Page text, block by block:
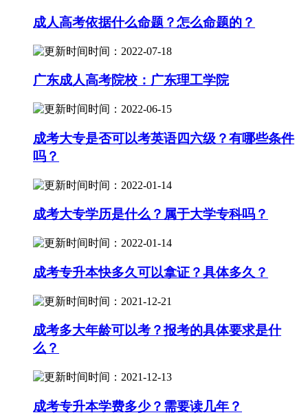
成人高考依据什么命题？怎么命题的？
时间：2022-07-18
广东成人高考院校：广东理工学院
时间：2022-06-15
成考大专是否可以考英语四六级？有哪些条件
吗？
时间：2022-01-14
成考大专学历是什么？属于大学专科吗？
时间：2022-01-14
成考专升本快多久可以拿证？具体多久？
时间：2021-12-21
成考多大年龄可以考？报考的具体要求是什
么？
时间：2021-12-13
成考专升本学费多少？需要读几年？